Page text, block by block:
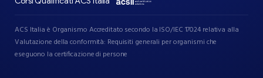
ACS Italia è Organismo Accreditato secondo la ISO/IEC 17024 relativa alla
Valutazione della conformità: Requisiti generali per organismi che
eseguono la certificazione di persone